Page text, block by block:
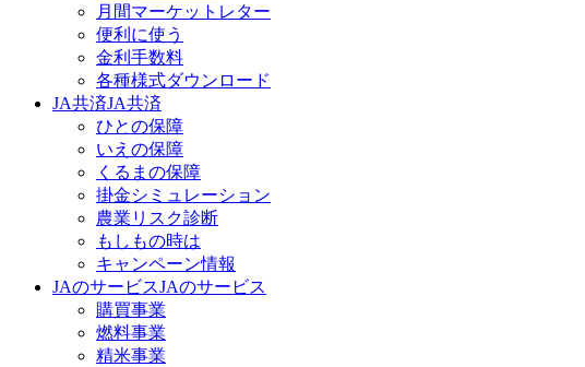
月間マーケットレター
便利に使う
金利手数料
各種様式ダウンロード
JA共済JA共済
ひとの保障
いえの保障
くるまの保障
掛金シミュレーション
農業リスク診断
もしもの時は
キャンペーン情報
JAのサービスJAのサービス
購買事業
燃料事業
精米事業